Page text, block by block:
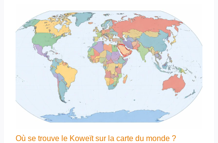
Où se trouve le Koweït sur la carte du monde ?